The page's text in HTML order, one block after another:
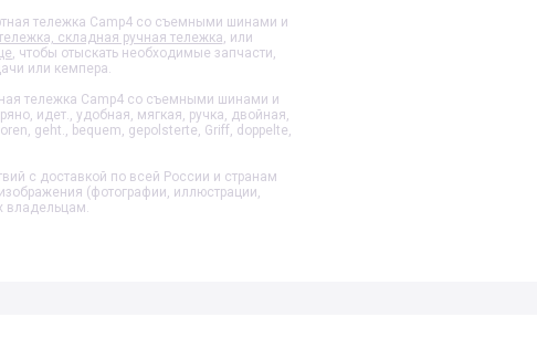
тележка Camp4 со съемными шинами и
складная ручная тележка , или
, чтобы отыскать необходимые запчасти,
или кемпера.
тележка Camp4 со съемными шинами и
идет., удобная, мягкая, ручка, двойная,
geht., bequem, gepolsterte, Griff, doppelte,
с доставкой по всей России и странам
(фотографии, иллюстрации,
владельцам.